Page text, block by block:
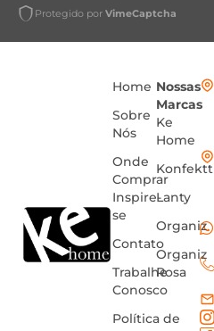
Protegido por VimeCaptcha
Home
Sobre
Nós
Onde
Comprar
Inspire-
se
Contato
Trabalhe
Conosco
Política de
Nossas
Marcas
Ke
Home
Konfektt
Lanty
Organiz
Organiz
Rosa